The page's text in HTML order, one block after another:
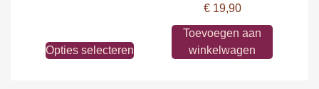
Opties selecteren
€19,90
Toevoegen aan
winkelwagen